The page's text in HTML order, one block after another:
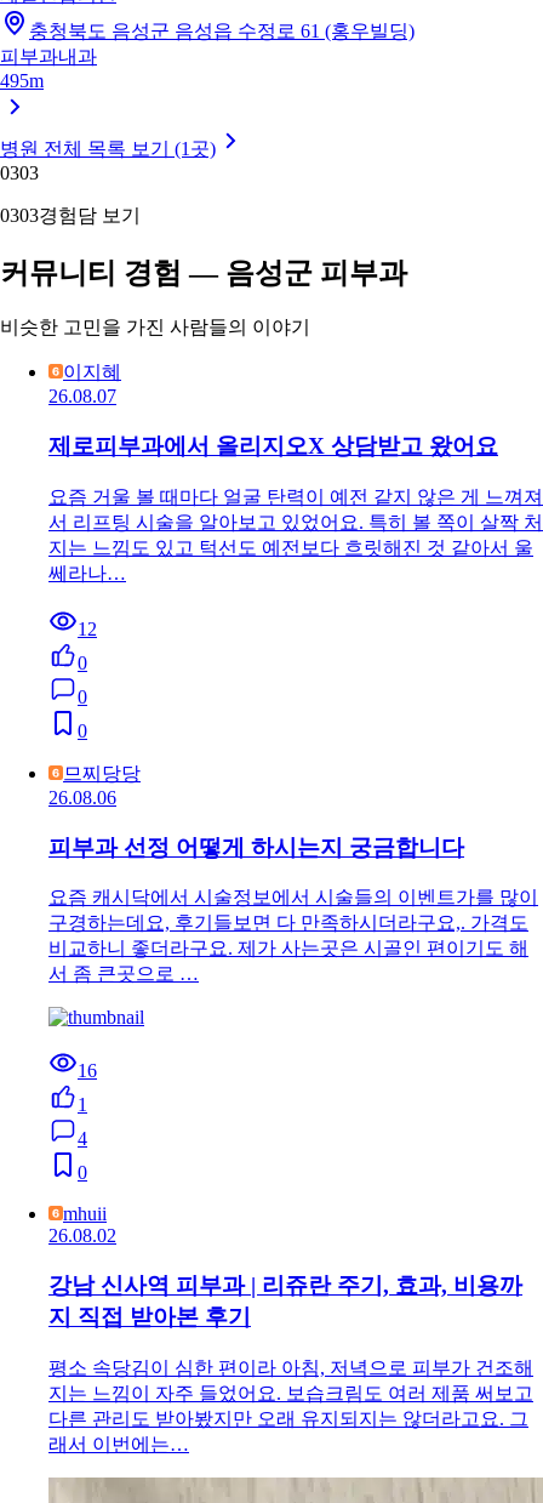
충청북도 음성군 음성읍 수정로 61 (홍우빌딩)
피부과내과
495m
병원 전체 목록 보기 (1곳)
0303
0303경험담 보기
커뮤니티 경험 — 음성군 피부과
비슷한 고민을 가진 사람들의 이야기
이지혜
26.08.07
제로피부과에서 올리지오X 상담받고 왔어요
요즘 거울 볼 때마다 얼굴 탄력이 예전 같지 않은 게 느껴져
서 리프팅 시술을 알아보고 있었어요. 특히 볼 쪽이 살짝 처
지는 느낌도 있고 턱선도 예전보다 흐릿해진 것 같아서 울
쎄라나…
12
0
0
0
므찌당당
26.08.06
피부과 선정 어떻게 하시는지 궁금합니다
요즘 캐시닥에서 시술정보에서 시술들의 이벤트가를 많이
구경하는데요, 후기들보면 다 만족하시더라구요,. 가격도
비교하니 좋더라구요. 제가 사는곳은 시골인 편이기도 해
서 좀 큰곳으로 …
16
1
4
0
mhuii
26.08.02
강남 신사역 피부과 | 리쥬란 주기, 효과, 비용까
지 직접 받아본 후기
평소 속당김이 심한 편이라 아침, 저녁으로 피부가 건조해
지는 느낌이 자주 들었어요. 보습크림도 여러 제품 써보고
다른 관리도 받아봤지만 오래 유지되지는 않더라고요. 그
래서 이번에는…